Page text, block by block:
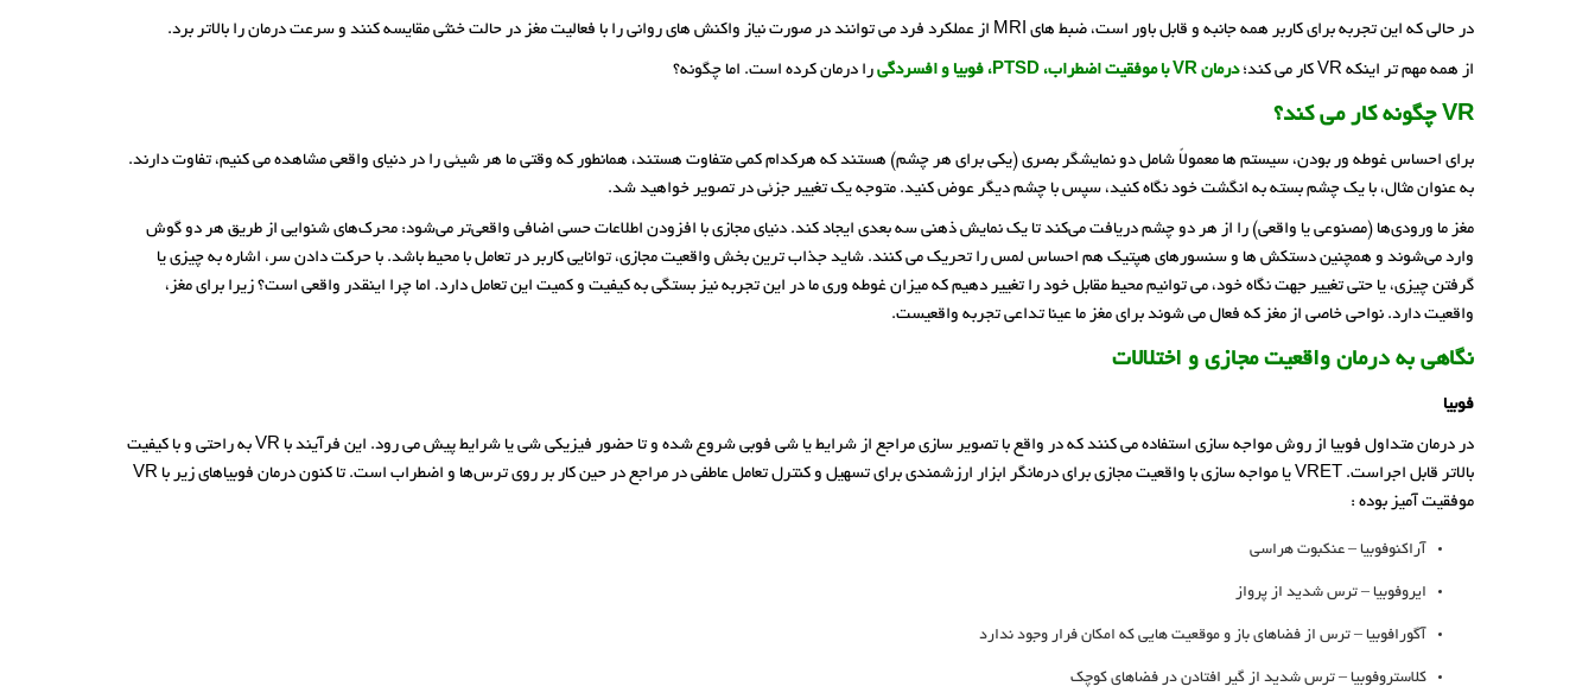
در حالی که این تجربه برای کاربر همه جانبه و قابل باور است، ضبط های MRI از عملکرد فرد می توانند در صورت نیاز واکنش های روانی را با فعالیت مغز در حالت خنثی مقایسه کنند و سرعت درمان را بالاتر برد.
از همه مهم تر اینکه VR کار می کند؛ درمان VR با موفقیت اضطراب، PTSD، فوبیا و افسردگی را درمان کرده است. اما چگونه؟
VR چگونه کار می کند؟
برای احساس غوطه ور بودن، سیستم ها معمولاً شامل دو نمایشگر بصری (یکی برای هر چشم) هستند که هرکدام کمی متفاوت هستند، همانطور که وقتی ما هر شیئی را در دنیای واقعی مشاهده می کنیم، تفاوت دارند.
به عنوان مثال، با یک چشم بسته به انگشت خود نگاه کنید، سپس با چشم دیگر عوض کنید. متوجه یک تغییر جزئی در تصویر خواهید شد.
مغز ما ورودی‌ها (مصنوعی یا واقعی) را از هر دو چشم دریافت می‌کند تا یک نمایش ذهنی سه بعدی ایجاد کند. دنیای مجازی با افزودن اطلاعات حسی اضافی واقعی‌تر می‌شود: محرک‌های شنوایی از طریق هر دو گوش
وارد می‌شوند و همچنین دستکش ها و سنسورهای هپتیک هم احساس لمس را تحریک می کنند. شاید جذاب ترین بخش واقعیت مجازی، توانایی کاربر در تعامل با محیط باشد. با حرکت دادن سر، اشاره به چیزی یا
گرفتن چیزی، یا حتی تغییر جهت نگاه خود، می توانیم محیط مقابل خود را تغییر دهیم که میزان غوطه وری ما در این تجربه نیز بستگی به کیفیت و کمیت این تعامل دارد. اما چرا اینقدر واقعی است؟ زیرا برای مغز،
واقعیت دارد. نواحی خاصی از مغز که فعال می شوند برای مغز ما عینا تداعی تجربه واقعیست.
نگاهی به درمان واقعیت مجازی و اختلالات
فوبیا
در درمان متداول فوبیا از روش مواجه سازی استفاده می کنند که در واقع با تصویر سازی مراجع از شرایط یا شی فوبی شروع شده و تا حضور فیزیکی شی یا شرایط پیش می رود. این فرآیند با VR به راحتی و با کیفیت
بالاتر قابل اجراست. VRET یا مواجه سازی با واقعیت مجازی برای درمانگر ابزار ارزشمندی برای تسهیل و کنترل تعامل عاطفی در مراجع در حین کار بر روی ترس‌ها و اضطراب است. تا کنون درمان فوبیاهای زیر با VR
موفقیت آمیز بوده :
آراکنوفوبیا – عنکبوت هراسی
ایروفوبیا – ترس شدید از پرواز
آگورافوبیا – ترس از فضاهای باز و موقعیت هایی که امکان فرار وجود ندارد
کلاستروفوبیا – ترس شدید از گیر افتادن در فضاهای کوچک